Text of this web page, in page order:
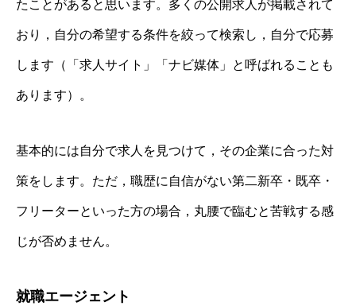
たことがあると思います。多くの公開求人が掲載されて
おり，自分の希望する条件を絞って検索し，自分で応募
します（「求人サイト」「ナビ媒体」と呼ばれることも
あります）。
基本的には自分で求人を見つけて，その企業に合った対
策をします。ただ，職歴に自信がない第二新卒・既卒・
フリーターといった方の場合，丸腰で臨むと苦戦する感
じが否めません。
就職エージェント